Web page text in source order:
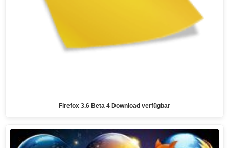
Firefox 3.6 Beta 4 Download verfügbar